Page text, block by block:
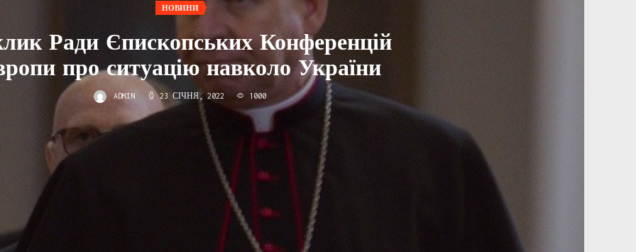
НОВИНИ
Ради Єпископських Конференцій
про ситуацію навколо України
ADMIN 23 СІЧНЯ, 2022 1000